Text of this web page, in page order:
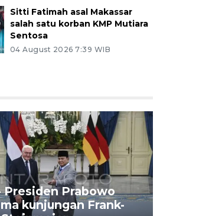
Sitti Fatimah asal Makassar
salah satu korban KMP Mutiara
Sentosa
04 August 2026 7:39 WIB
Presiden Prabowo
kunjungan Frank-